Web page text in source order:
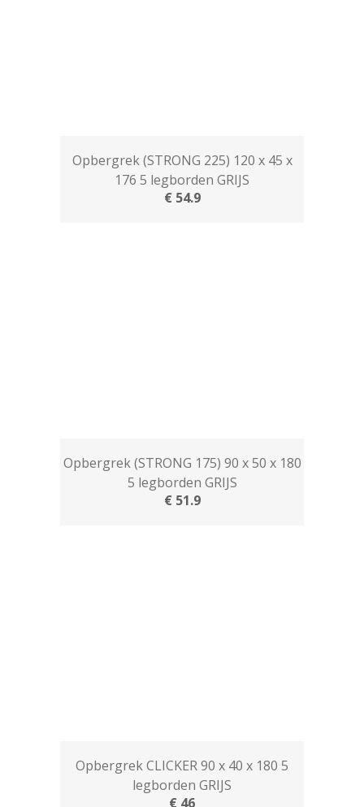
Opbergrek (STRONG 225) 120 x 45 x
176 5 legborden GRIJS
€ 54.9
Opbergrek (STRONG 175) 90 x 50 x 180
5 legborden GRIJS
€ 51.9
Opbergrek CLICKER 90 x 40 x 180 5
legborden GRIJS
€ 46